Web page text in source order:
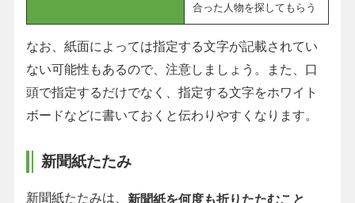
合った人物を探してもらう
なお、紙面によっては指定する文字が記載されてい
ない可能性もあるので、注意しましょう。また、口
頭で指定するだけでなく、指定する文字をホワイト
ボードなどに書いておくと伝わりやすくなります。
新聞紙たたみ
新聞紙たたみは、 新聞紙を何度も折りたたむこと